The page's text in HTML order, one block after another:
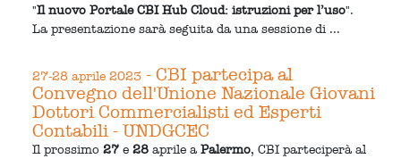
"Il nuovo Portale CBI Hub Cloud: istruzioni per l’uso".
La presentazione sarà seguita da una sessione di ...
27-28 aprile 2023 - CBI partecipa al
Convegno dell'Unione Nazionale Giovani
Dottori Commercialisti ed Esperti
Contabili - UNDGCEC
Il prossimo27 e28 aprile aPalermo, CBI parteciperà al